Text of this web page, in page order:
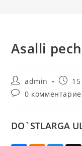
Asalli
Автор
записи:
admin
Комментарии
0
DO`STLARGA